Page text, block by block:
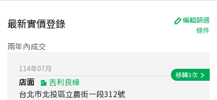
最新實價登錄
編輯篩選
條件
兩年內成交
114年07月
店面
吉利良緣
台北市北投區立農街一段312號
移轉3次